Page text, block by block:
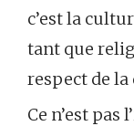
c’est la
tant que
respect de
Ce n’est